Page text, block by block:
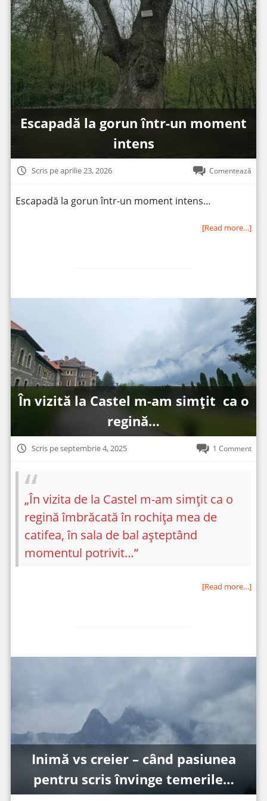
Escapadă la gorun într-un moment
intens
Scris pe aprilie 23, 2026 Comentează
Escapadă la gorun într-un moment intens…
[Read more…]
În vizită la Castel m-am simțit ca o
regină…
Scris pe septembrie 4, 2025 1 Comment
„În vizita de la Castel m-am simțit ca o
regină îmbrăcată în rochița mea de
catifea, în sala de bal așteptând
momentul potrivit…”
[Read more…]
Inimă vs creier – când pasiunea
pentru scris învinge temerile…